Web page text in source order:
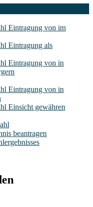
Eintragung von im
Eintragung als
Eintragung von in
Eintragung von in
Einsicht gewähren
beantragen